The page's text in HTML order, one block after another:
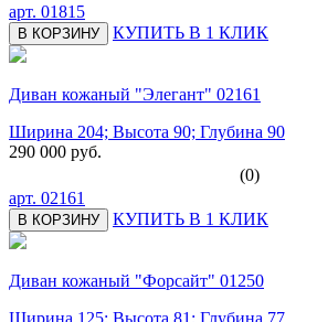
арт. 01815
В КОРЗИНУ КУПИТЬ В 1 КЛИК
Диван кожаный "Элегант" 02161
Ширина 204; Высота 90; Глубина 90
290 000 руб.
(0)
арт. 02161
В КОРЗИНУ КУПИТЬ В 1 КЛИК
Диван кожаный "Форсайт" 01250
Ширина 125; Высота 81; Глубина 77